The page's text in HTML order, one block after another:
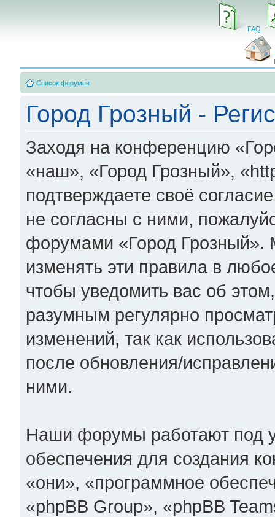
FAQ
Список форумов
Город Грозный -
Заходя на конференцию
«наш», «Город Грозный»,
подтверждаете своё
не согласны с ними,
форумами «Город Грозный».
изменять эти правила в
чтобы уведомить вас об
разумным регулярно
изменений, так как
после обновления/
ними.
Наши форумы работают под
обеспечения для создания
«они», «программное
«phpBB Group», «phpBB